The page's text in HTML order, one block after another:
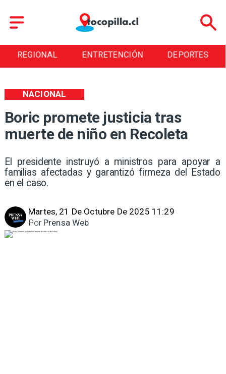
REGIONAL ENTRETENCIÓN DEPORTES
Boric promete justicia tras
muerte de niño en Recoleta
El presidente instruyó a ministros para apoyar a
familias afectadas y garantizó firmeza del Estado
en el caso.
NACIONAL
Martes, 21 De Octubre De 2025 11:29
Prensa Web
Por